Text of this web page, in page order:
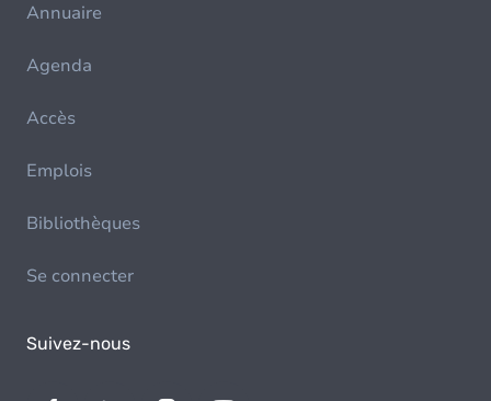
Annuaire
Agenda
Accès
Emplois
Bibliothèques
Se connecter
Suivez-nous